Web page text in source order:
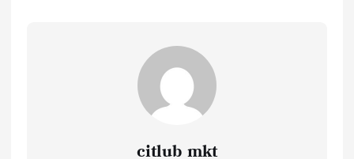
citlub mkt